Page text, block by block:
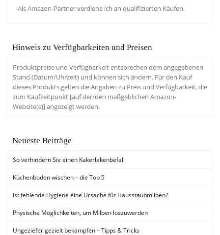
Als Amazon-Partner verdiene ich an qualifizierten Käufen.
Hinweis zu Verfügbarkeiten und Preisen
Produktpreise und Verfügbarkeit entsprechen dem angegebenen
Stand (Datum/Uhrzeit) und können sich ändern. Für den Kauf
dieses Produkts gelten die Angaben zu Preis und Verfügbarkeit, die
zum Kaufzeitpunkt [auf der/den maßgeblichen Amazon-
Website(s)] angezeigt werden.
Neueste Beiträge
So verhindern Sie einen Kakerlakenbefall
Küchenboden wischen – die Top 5
Ist fehlende Hygiene eine Ursache für Hausstaubmilben?
Physische Möglichkeiten, um Milben loszuwerden
Ungeziefer gezielt bekämpfen – Tipps & Tricks